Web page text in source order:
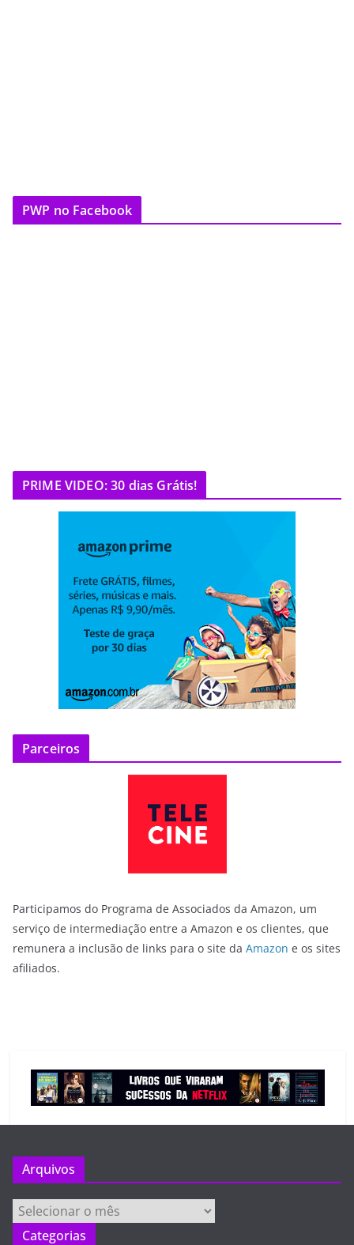
PWP no Facebook
PRIME VIDEO: 30 dias Grátis!
Parceiros
Participamos do Programa de Associados da Amazon, um
serviço de intermediação entre a Amazon e os clientes, que
remunera a inclusão de links para o site da Amazon e os sites
afiliados.
Arquivos
Arquivos
Categorias